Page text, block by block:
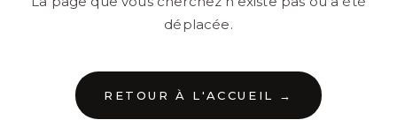
déplacée.
RETOUR À L'ACCUEIL →